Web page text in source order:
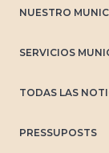
NUESTRO
SERVICIOS
TODAS LAS
PRESSUPOSTS